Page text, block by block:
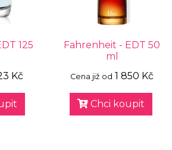
125
Kč
Fahrenheit - EDT 50
ml
Cena již od 1 850 Kč
Chci koupit